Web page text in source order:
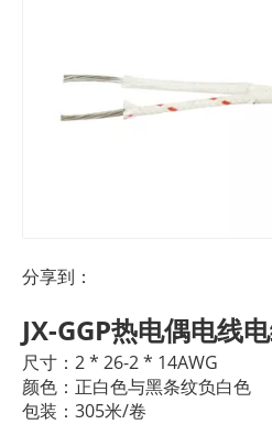
分享到：
JX-GGP热电偶电线
尺寸：2 * 26-2 * 14AWG
颜色：正白色与黑条纹负白色
包装：305米/卷